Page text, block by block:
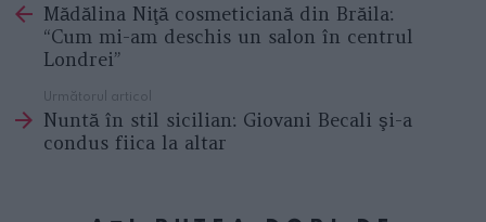
moreMădălina Niţă cosmeticiană din Brăila:
“Cum mi-am deschis un salon în centrul
Londrei”
Următorul articol
Nuntă în stil sicilian: Giovani Becali şi-a
condus fiica la altar